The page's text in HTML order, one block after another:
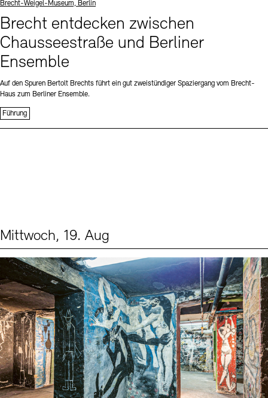
Standort
Brecht-Weigel-Museum, Berlin
Brecht entdecken zwischen
Chausseestraße und Berliner
Ensemble
Auf den Spuren Bertolt Brechts führt ein gut zweistündiger Spaziergang vom Brecht-
Haus zum Berliner Ensemble.
Führung
Mittwoch, 19. Aug